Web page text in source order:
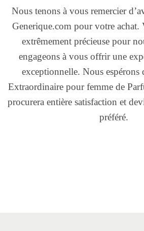
Nous tenons à vous remercier
Generique.com pour votre achat.
extrêmement précieuse pour
engageons à vous offrir une
exceptionnelle. Nous espérons
Extraordinaire pour femme de
procurera entière satisfaction et
préféré.